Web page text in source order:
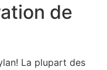
de
La plupart des